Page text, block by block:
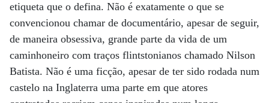
etiqueta que o defina. Não é exatamente o que se
convencionou chamar de documentário, apesar de seguir,
de maneira obsessiva, grande parte da vida de um
caminhoneiro com traços flintstonianos chamado Nilson
Batista. Não é uma ficção, apesar de ter sido rodada num
castelo na Inglaterra uma parte em que atores